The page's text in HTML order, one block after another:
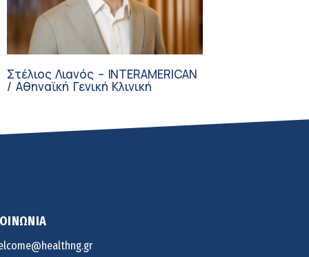
Στέλιος Λιανός – INTERAMERICAN
/ Αθηναϊκή Γενική Κλινική